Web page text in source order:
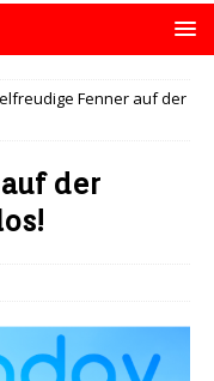
Fenner auf der
der